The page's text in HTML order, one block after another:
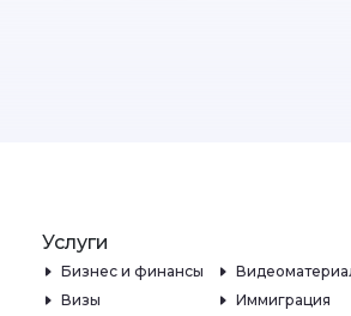
Услуги
Бизнес и финансы
Визы
Иммиграция